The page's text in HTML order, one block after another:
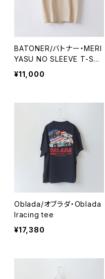
BATONER/バトナー・MERI
YASU NO SLEEVE T-SHI
RT (PACK)
¥11,000
Oblada/オブラダ・Oblada
lracing tee
¥17,380